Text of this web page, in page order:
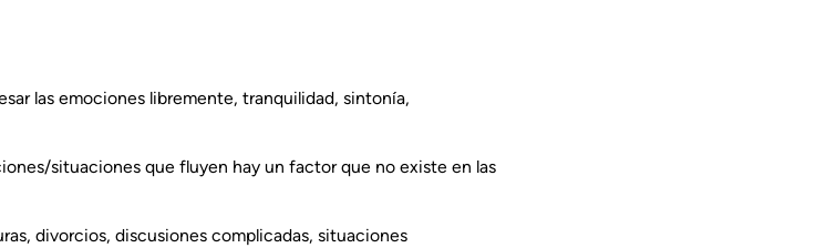
las emociones libremente, tranquilidad, sintonía,
situaciones que fluyen hay un factor que no existe en las
divorcios, discusiones complicadas, situaciones